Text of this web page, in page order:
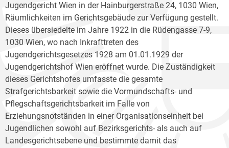
Jugendgericht Wien in der Hainburgerstraße 24, 1030 Wien,
Räumlichkeiten im Gerichtsgebäude zur Verfügung gestellt.
Dieses übersiedelte im Jahre 1922 in die Rüdengasse 7-9,
1030 Wien, wo nach Inkrafttreten des
Jugendgerichtsgesetzes 1928 am 01.01.1929 der
Jugendgerichtshof Wien eröffnet wurde. Die Zuständigkeit
dieses Gerichtshofes umfasste die gesamte
Strafgerichtsbarkeit sowie die Vormundschafts- und
Pflegschaftsgerichtsbarkeit im Falle von
Erziehungsnotständen in einer Organisationseinheit bei
Jugendlichen sowohl auf Bezirksgerichts- als auch auf
Landesgerichtsebene und bestimmte damit das